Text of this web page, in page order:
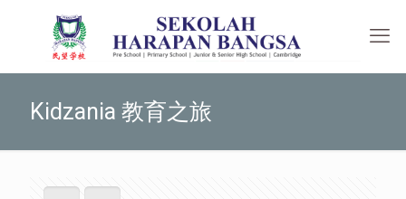
Kidzania 教育之旅